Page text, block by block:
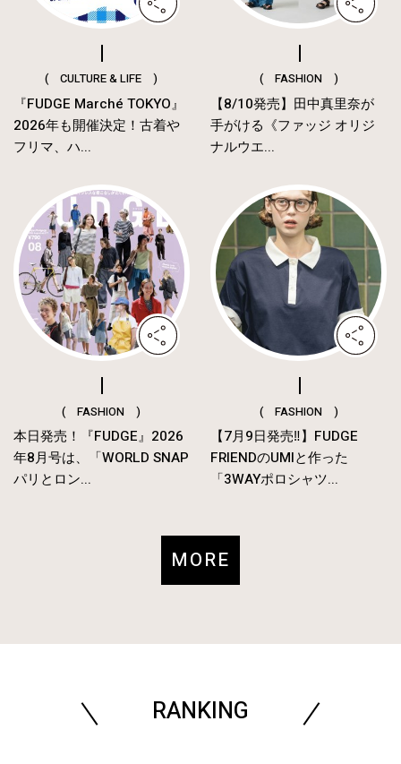
( CULTURE & LIFE )
『FUDGE Marché TOKYO』
2026年も開催決定！古着や
フリマ、ハ...
( FASHION )
【8/10発売】田中真里奈が
手がける《ファッジ オリジ
ナルウエ...
( FASHION )
本日発売！『FUDGE』2026
年8月号は、「WORLD SNAP
パリとロン...
( FASHION )
【7月9日発売‼︎】FUDGE
FRIENDのUMIと作った
「3WAYポロシャツ...
MORE
RANKING